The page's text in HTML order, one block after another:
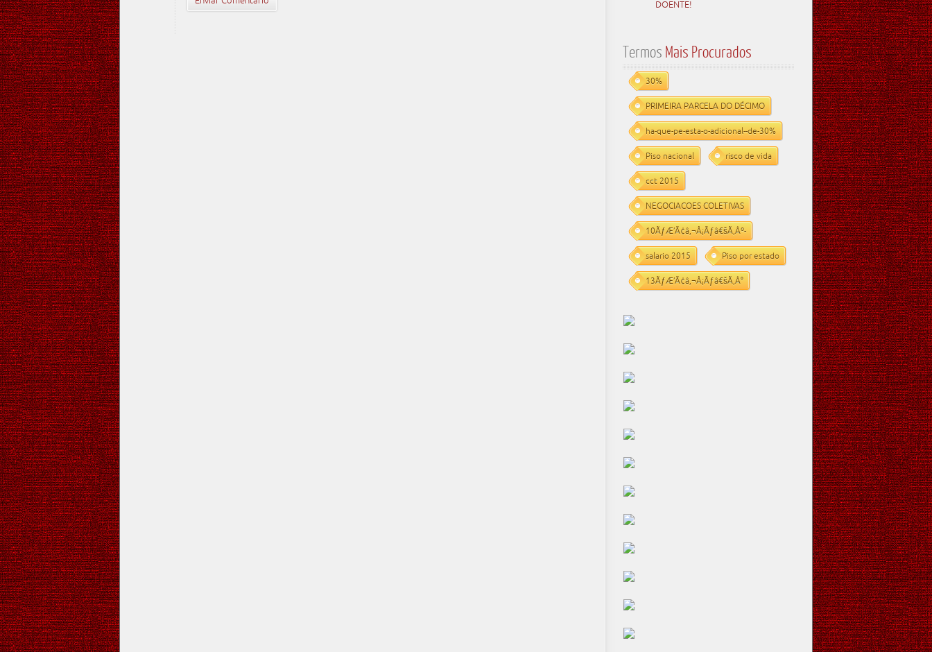
DOENTE!
Termos Mais Procurados
30%
PRIMEIRA PARCELA DO DÉCIMO
ha-que-pe-esta-o-adicional--de-30%
Piso nacional risco de vida
cct 2015
NEGOCIACOES COLETIVAS
10ÃƒÆ’Ã¢â‚¬Å¡Ãƒâ€šÃ‚Âº-
salario 2015 Piso por estado
13ÃƒÆ’Ã¢â‚¬Å¡Ãƒâ€šÃ‚Â°